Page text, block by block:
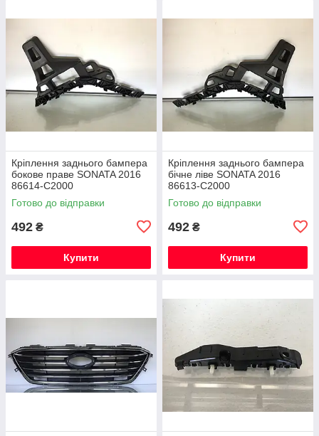
Кріплення заднього бампера
бокове праве SONATA 2016
86614-C2000
Готово до відправки
492 ₴
Купити
Кріплення заднього бампера
бічне ліве SONATA 2016
86613-C2000
Готово до відправки
492 ₴
Купити